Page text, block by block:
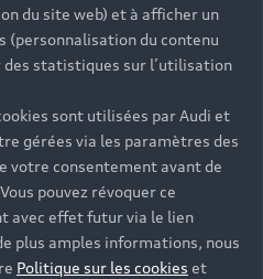
du site web) et à afficher un
(personnalisation du contenu
statistiques sur l’utilisation
sont utilisées par Audi et
gérées via les paramètres des
votre consentement avant de
pouvez révoquer ce
avec effet futur via le lien
plus amples informations, nous
Politique sur les cookies et